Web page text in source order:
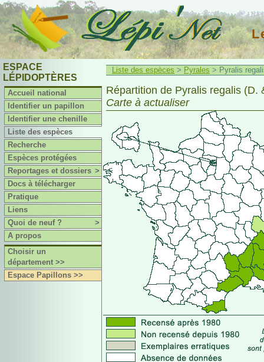
ESPACE
LÉPIDOPTÈRES
Accueil national
Identifier un papillon
Identifier une chenille
Liste des espèces
Recherche
Espèces protégées
Reportages et dossiers >
Docs à télécharger
Pratique
Liens
Quoi de neuf ?
>
A propos
Choisir un
département >>
Espace Papillons >>
Liste des espèces > Pyrales > Pyralis
Répartition de Pyralis regalis (D.
Carte à actualiser